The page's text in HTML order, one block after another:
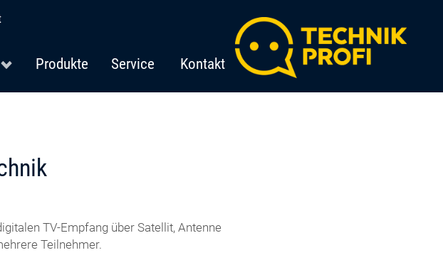
Produkte Service Kontakt
TV-Empfang über Satellit, Antenne
Teilnehmer.